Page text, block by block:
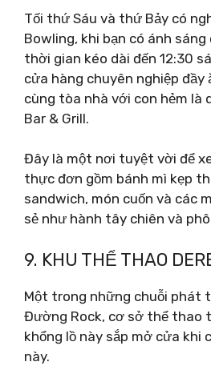
Tối thứ Sáu và thứ Bảy có
Bowling, khi bạn có ánh sáng
thời gian kéo dài đến 12:30
cửa hàng chuyên nghiệp đầy
cùng tòa nhà với con hẻm là
Bar & Grill.
Đây là một nơi tuyệt vời để
thực đơn gồm bánh mì kẹp
sandwich, món cuốn và các
sẻ như hành tây chiên và
9. KHU THỂ THAO
Một trong những chuỗi phát
Đường Rock, cơ sở thể thao
khổng lồ này sắp mở cửa khi
này.